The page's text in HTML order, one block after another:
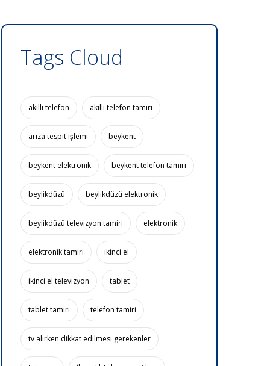
Tags Cloud
akıllı telefon akıllı telefon tamiri
arıza tespit işlemi beykent
beykent elektronik beykent telefon tamiri
beylikdüzü beylikdüzü elektronik
beylikdüzü televizyon tamiri elektronik
elektronik tamiri ikinci el
ikinci el televizyon tablet
tablet tamiri telefon tamiri
tv alırken dikkat edilmesi gerekenler